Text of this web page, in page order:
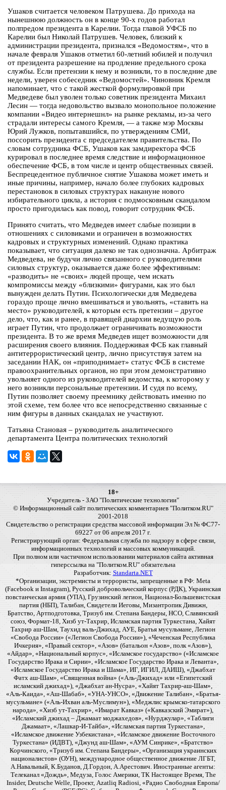
Ушаков считается человеком Патрушева. До прихода на
нынешнюю должность он в конце 90-х годов работал
полпредом президента в Карелии. Тогда главой УФСБ по
Карелии был Николай Патрушев. Человек, близкий к
администрации президента, признался «Ведомостям», что в
начале февраля Ушаков отметил 60-летний юбилей и получил
от президента разрешение на продление предельного срока
службы. Если претензии к нему и возникли, то в последние две
недели, уверен собеседник «Ведомостей». Чиновник Кремля
напоминает, что с такой жесткой формулировкой при
Медведеве был уволен только советник президента Михаил
Лесин — тогда недовольство вызвало монопольное положение
компании «Видео интернешнл» на рынке рекламы, из-за чего
страдали интересы самого Кремля, — а также мэр Москвы
Юрий Лужков, попытавшийся, по утверждениям СМИ,
поссорить президента с председателем правительства. По
словам сотрудника ФСБ, Ушаков как замдиректора ФСБ
курировал в последнее время следствие и информационное
обеспечение ФСБ, в том числе и центр общественных связей.
Беспрецедентное публичное снятие Ушакова может иметь и
иные причины, например, начало более глубоких кадровых
перестановок в силовых структурах накануне нового
избирательного цикла, а история с подмосковным скандалом
просто пригодилась как повод, говорит сотрудник ФСБ.
Принято считать, что Медведев имеет слабые позиции в
отношениях с силовиками и ограничен в возможностях
кадровых и структурных изменений. Однако практика
показывает, что ситуация далеко не так однозначна. Арбитраж
Медведева, не будучи лично связанного с руководителями
силовых структур, оказывается даже более эффективным:
«разводить» не «своих» людей проще, чем искать
компромиссы между «близкими» фигурами, как это был
вынужден делать Путин. Психологически для Медведева
гораздо проще лично вмешиваться и увольнять, «ставить на
место» руководителей, к которым есть претензии – другое
дело, что, как и ранее, в правящей диархии ведущую роль
играет Путин, что продолжает ограничивать возможности
президента. В то же время Медведев ищет возможности для
расширения своего влияния. Поддерживая ФСБ как главный
антитеррористический центр, лично присутствуя затем на
заседании НАК, он «приподнимает» статус ФСБ в системе
правоохранительных органов, но при этом демонстративно
увольняет одного из руководителей ведомства, к которому у
него возникли персональные претензии. И судя по всему,
Путин позволяет своему преемнику действовать именно по
этой схеме, тем более что все непосредственно связанные с
ним фигуры в данных скандалах не участвуют.
Татьяна Становая – руководитель аналитического
департамента Центра политических технологий
18+
Учредитель - ЗАО "Политические технологии"
© Информационный сайт политических комментариев "Политком.RU"
2001-2018
Свидетельство о регистрации средства массовой информации Эл № ФС77-
69227 от 06 апреля 2017 г.
Регистрирующий орган: Федеральная служба по надзору в сфере связи,
информационных технологий и массовых коммуникаций.
При полном или частичном использовании материалов сайта активная
гиперссылка на "Политком.RU" обязательна
Разработчик: Standarta.NET
*Организации, экстремисты и террористы, запрещенные в РФ: Meta
(Facebook и Instagram), Русский добровольческий корпус (РДК), Украинская
повстанческая армия (УПА), Грузинский легион, Национал-Большевистская
партия (НБП), Талибан, Свидетели Иеговы, Мизантропик Дивижн,
Братство, Артподготовка, Тризуб им. Степана Бандеры, НСО, Славянский
союз, Формат-18, Хизб ут-Тахрир, Исламская партия Туркестана, Хайят
Тахрир аш-Шам, Таухид валь-Джихад, АУЕ, Братья мусульмане, Легион
«Свобода России» («Легион Свобода России»), «Чеченская Республика
Ичкерия», «Правый сектор», «Азов» (батальон «Азов», полк «Азов»),
«Айдар», «Национальный корпус», «Исламское государство» («Исламское
Государство Ирака и Сирии», «Исламское Государство Ирака и Леванта»,
«Исламское Государство Ирака и Шама», ИГ, ИГИЛ, ДАИШ), «Джабхат
Фатх аш-Шам», «Священная война» («Аль-Джихад» или «Египетский
исламский джихад»), «Джабхат ан-Нусра», «Хайят Тахрир-аш-Шам»,
«Аль-Каида», «Аш-Шабаб», «УНА-УНСО», «Движение Талибан», «Братья-
мусульмане» («Аль-Ихван аль-Муслимун»), «Меджлис крымско-татарского
народа», «Хизб ут-Тахрир», «Имарат Кавказ» («Кавказский Эмират»),
«Исламский джихад – Джамаат моджахедов», «Нурджулар», «Таблиги
Джамаат», «Лашкар-И-Тайба», «Исламская партия Туркестана»,
«Исламское движение Узбекистана», «Исламское движение Восточного
Туркестана» (ИДВТ), «Джунд аш-Шам», «АУМ Синрике», «Братство»
Корчинского, «Тризуб им. Степана Бандеры», «Организация украинских
националистов» (ОУН), международное общественное движение ЛГБТ,
А.Навальный, К.Буданов, Д.Гордон, А.Арестович. Иностранные агенты:
Телеканал «Дождь», Медуза, Голос Америки, ТК Настоящее Время, The
Insider, Deutsche Welle, Проект, Azatliq Radiosi, «Радио Свободная Европа/